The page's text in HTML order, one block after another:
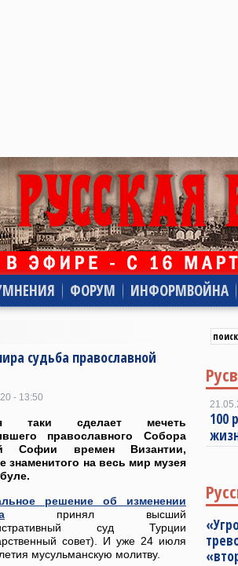
ФОРУМ ИНФОРМВОЙНА
судьба православной
- 13:50
таки сделает мечеть
православного Собора
Софии времен Византии,
знаменитого на весь мир музея
решение об изменении
принял высший
суд Турции
совет). И уже 24 июля
мусульманскую молитву.
100